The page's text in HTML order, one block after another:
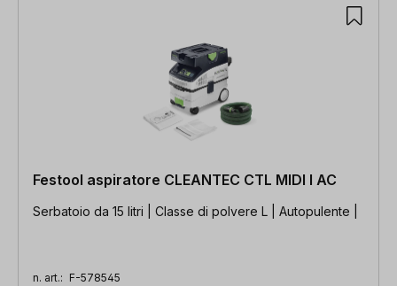
Festool aspiratore CLEANTEC CTL MIDI I AC
Serbatoio da 15 litri | Classe di polvere L | Autopulente |
n. art.: F-578545